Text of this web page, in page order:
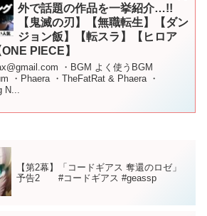
外で話題の作品を一挙紹介…!!
【鬼滅の刃】【無職転生】【ダン
ジョン飯】【転スラ】【ヒロア
PIECE】
・BGM よく使うBGM
・Phaera ・TheFatRat & Phaera ・
【第2幕】「コードギアス 奪還のロゼ」
予告2 #コードギアス #geassp